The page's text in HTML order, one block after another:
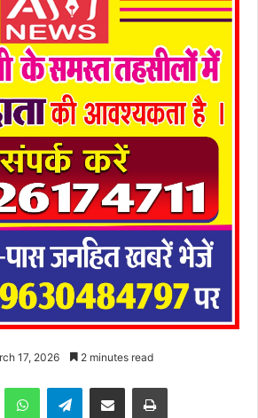
17, 2026 2 minutes read
WhatsAppTelegramShare via Email Print